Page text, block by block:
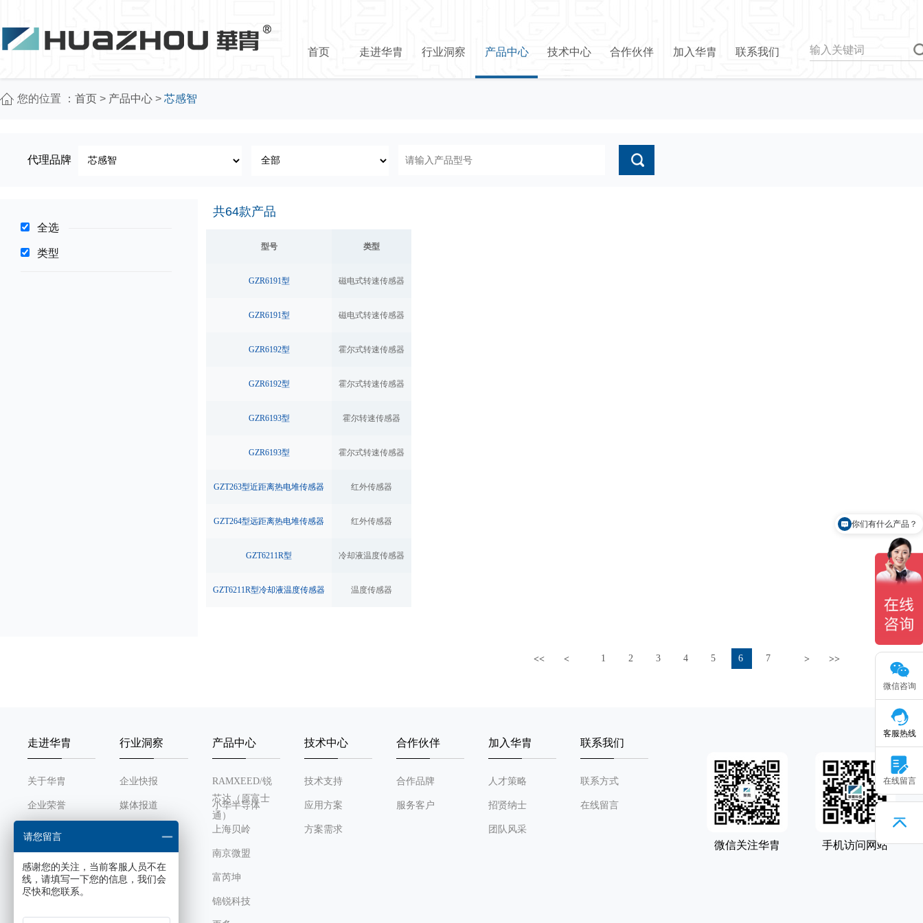
首页 走进华胄 行业洞察 产品中心 技术中心 合作伙伴 加入华胄 联系我们
您的位置 ： 首页 > 产品中心 > 芯感智
代理品牌
全选
类型
共64款产品
型号 类型
GZR6191型 磁电式转速传感器
GZR6191型 磁电式转速传感器
GZR6192型 霍尔式转速传感器
GZR6192型 霍尔式转速传感器
GZR6193型 霍尔转速传感器
GZR6193型 霍尔式转速传感器
GZT263型近距离热电堆传感器 红外传感器
GZT264型远距离热电堆传感器 红外传感器
GZT6211R型 冷却液温度传感器
GZT6211R型冷却液温度传感器 温度传感器
<< < 1 2 3 4 5 6 7 > >>
走进华胄
关于华胄
企业荣誉
发展历程
组织架构
企业文化
行业洞察
企业快报
媒体报道
产品中心
RAMXEED/锐
芯达（原富士
通）
小华半导体
上海贝岭
南京微盟
富芮坤
锦锐科技
技术中心
技术支持
应用方案
方案需求
合作伙伴
合作品牌
服务客户
加入华胄
人才策略
招贤纳士
团队风采
联系我们
联系方式
在线留言
微信关注华胄 手机访问网站
微信咨询
客服热线
在线留言
你们有什么产品？
请您留言
感谢您的关注，当前客服人员不在
线，请填写一下您的信息，我们会
尽快和您联系。